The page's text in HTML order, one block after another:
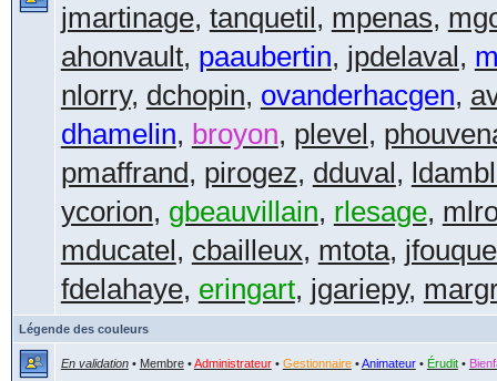
jmartinage, tanquetil, mpenas,
ahonvault, paaubertin, jpdelaval,
nlorry, dchopin, ovanderhacgen,
dhamelin, broyon, plevel,
pmaffrand, pirogez, dduval,
ycorion, gbeauvillain, rlesage,
mducatel, cbailleux, mtota,
fdelahaye, eringart, jgariepy,
Légende des couleurs
En validation• Membre•Administrateur• Gestionnaire•Animateur• Érudit•